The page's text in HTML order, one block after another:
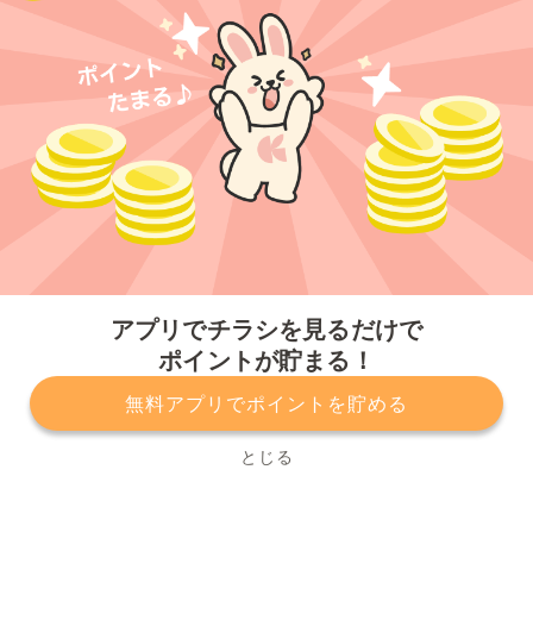
アプリでチラシを見るだけで
ポイントが貯まる！
無料アプリでポイントを貯める
とじる
プライバシーポリシー 利用規約
運営会社
サービスに関してのお問い合わせ